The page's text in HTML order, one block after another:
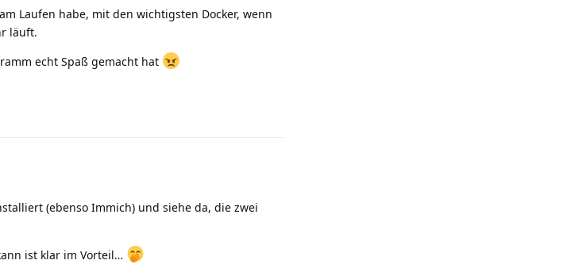
Laufen habe, mit den wichtigsten Docker, wenn
läuft.
echt Spaß gemacht hat
(ebenso Immich) und siehe da, die zwei
ist klar im Vorteil…